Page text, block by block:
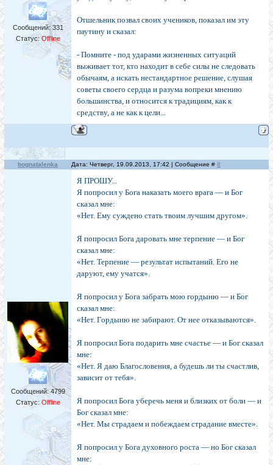
Сообщений: 331
Статус:Offline
Отшельник позвал своих учеников, показал им эту
паутину и сказал:
- Помните - под ударами жизненных ситуаций
выживает тот, кто находит в себе силы не следовать
обычаям, а искать нестандартное решение, слушая
советы своего сердца и разума вопреки мнению
большинства, и относится к традициям, как к
средству, а не как к цели...
bognatalenka Дата: Четверг, 19.09.2013, 17:42 | Сообщение # 8
Сообщений:4799
Статус: Offline
Я ПРОШУ...
Я попросил у Бога наказать моего врага — и Бог
сказал мне:
«Нет. Ему суждено стать твоим лучшим другом».
Я попросил Бога даровать мне терпение — и Бог
сказал мне:
«Нет. Терпение — результат испытаний. Его не
даруют, ему учатся».
Я попросил у Бога забрать мою гордыню — и Бог
сказал мне:
«Нет. Гордыню не забирают. От нее отказываются».
Я попросил Бога подарить мне счастье — и Бог сказал
мне:
«Нет. Я даю Благословения, а будешь ли ты счастлив,
зависит от тебя».
Я попросил Бога уберечь меня и близких от боли — и
Бог сказал мне:
«Нет. Мы страдаем и побеждаем страдание вместе».
Я попросил у Бога духовного роста — но Бог сказал
мне: